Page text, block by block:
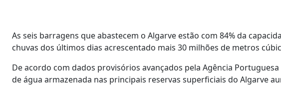
As seis barragens que abastecem o Algarve estão com 84% da
chuvas dos últimos dias acrescentado mais 30 milhões de metros
De acordo com dados provisórios avançados pela Agência
de água armazenada nas principais reservas superficiais do Algarve